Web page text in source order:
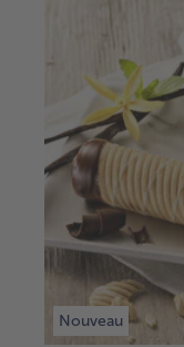
Nouveau